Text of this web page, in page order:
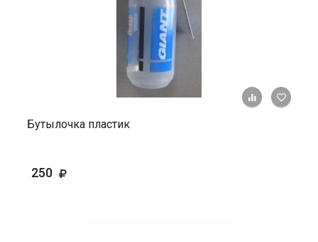
+ К
Бутылочка пластик
250